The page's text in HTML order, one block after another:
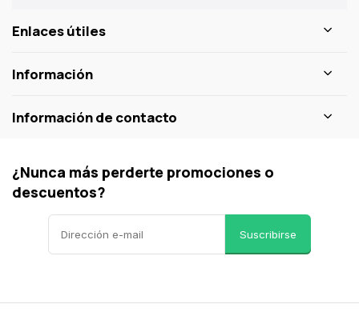
Enlaces útiles
Información
Información de contacto
¿Nunca más perderte promociones o
descuentos?
Suscribirse